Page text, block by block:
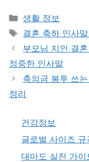
카
테
리
생활 정보
태
그
결혼 축하 인사
부모님 지인 결
정중한 인사말
축의금 봉투 쓰
정리
건강정보
글로벌 사이즈 규
대마도 실전 가이